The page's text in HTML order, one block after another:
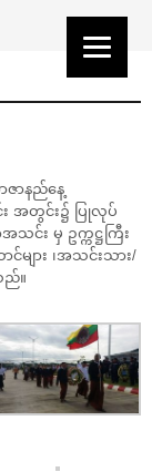
ဇာနည်နေ့
း အတွင်း၌ ပြုလုပ်
င်း မှ ဥက္ကဋ္ဌကြီး
များ ၊အသင်းသား/
ည်။